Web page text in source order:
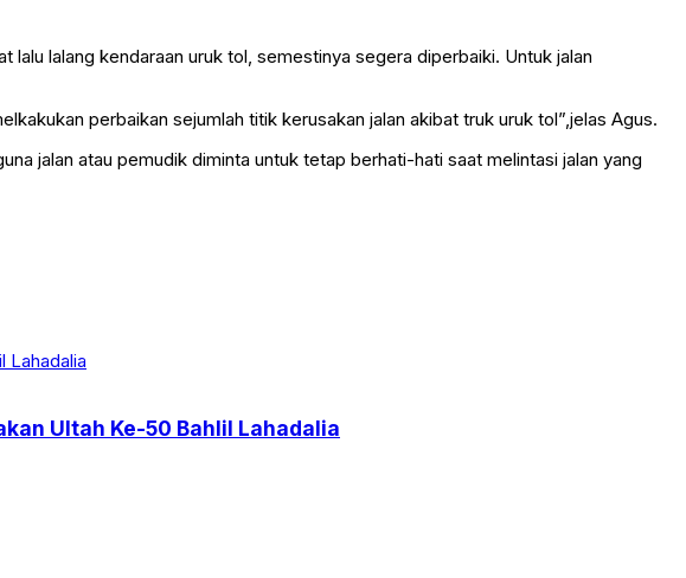
lalang kendaraan uruk tol, semestinya segera diperbaiki. Untuk jalan
perbaikan sejumlah titik kerusakan jalan akibat truk uruk tol”,jelas Agus.
jalan atau pemudik diminta untuk tetap berhati-hati saat melintasi jalan yang
Ultah Ke-50 Bahlil Lahadalia